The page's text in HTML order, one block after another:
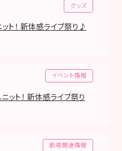
グッズ
ト！ 新体感ライブ祭り♪
イベント情報
ット！ 新体感ライブ祭り
劇場関連情報